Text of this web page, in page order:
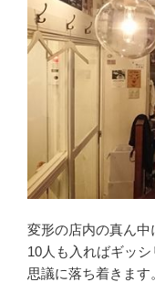
変形の店内の真ん中
10人も入ればギッ
思議に落ち着きます